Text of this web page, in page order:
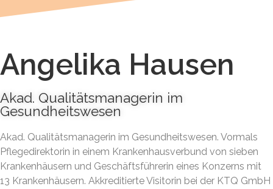
Angelika Hausen
Akad. Qualitätsmanagerin im
Gesundheitswesen
Akad. Qualitätsmanagerin im Gesundheitswesen. Vormals
Pflegedirektorin in einem Krankenhausverbund von sieben
Krankenhäusern und Geschäftsführerin eines Konzerns mit
13 Krankenhäusern. Akkreditierte Visitorin bei der KTQ GmbH